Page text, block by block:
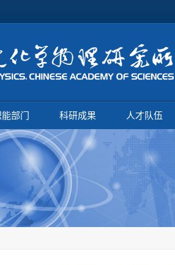
部门 科研成果 人才队伍